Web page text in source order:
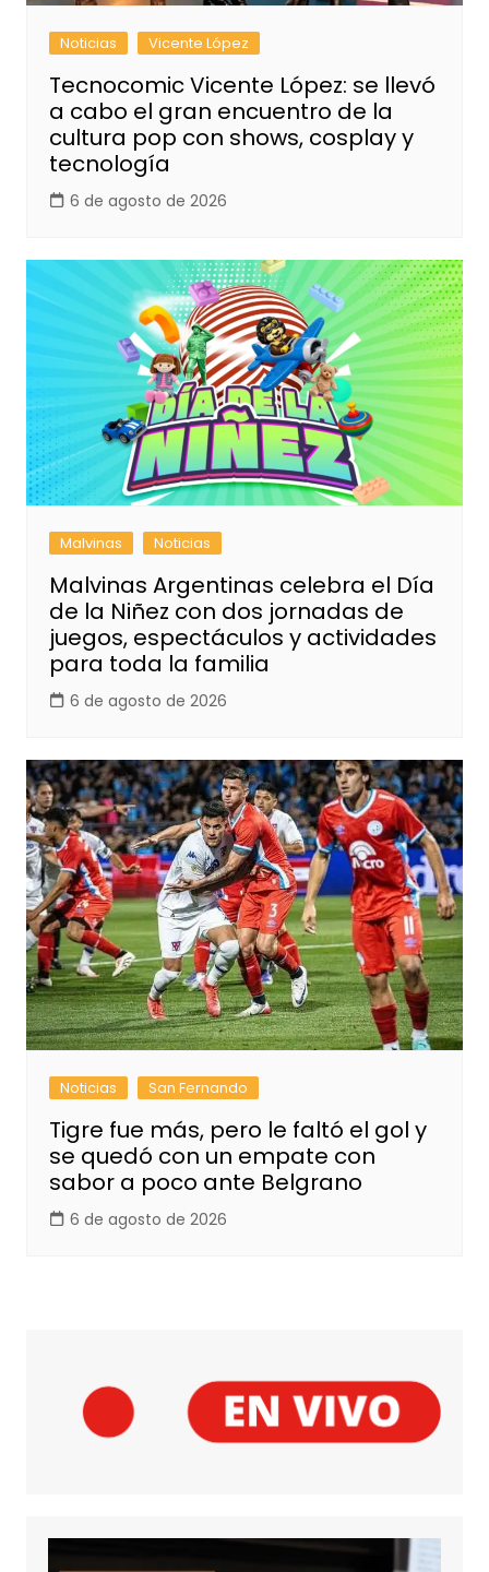
Noticias Vicente López
Tecnocomic Vicente López: se llevó
a cabo el gran encuentro de la
cultura pop con shows, cosplay y
tecnología
6 de agosto de 2026
Malvinas Noticias
Malvinas Argentinas celebra el Día
de la Niñez con dos jornadas de
juegos, espectáculos y actividades
para toda la familia
6 de agosto de 2026
Noticias San Fernando
Tigre fue más, pero le faltó el gol y
se quedó con un empate con
sabor a poco ante Belgrano
6 de agosto de 2026